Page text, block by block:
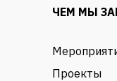
ЧЕМ МЫ
Проекты